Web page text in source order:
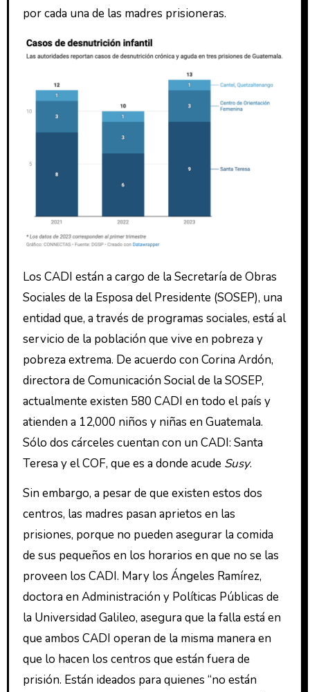
por cada una de las madres prisioneras.
Los CADI están a cargo de la Secretaría de Obras
Sociales de la Esposa del Presidente (SOSEP), una
entidad que, a través de programas sociales, está al
servicio de la población que vive en pobreza y
pobreza extrema. De acuerdo con Corina Ardón,
directora de Comunicación Social de la SOSEP,
actualmente existen 580 CADI en todo el país y
atienden a 12,000 niños y niñas en Guatemala.
Sólo dos cárceles cuentan con un CADI: Santa
Teresa y el COF, que es a donde acude Susy.
Sin embargo, a pesar de que existen estos dos
centros, las madres pasan aprietos en las
prisiones, porque no pueden asegurar la comida
de sus pequeños en los horarios en que no se las
proveen los CADI. Mary los Ángeles Ramírez,
doctora en Administración y Políticas Públicas de
la Universidad Galileo, asegura que la falla está en
que ambos CADI operan de la misma manera en
que lo hacen los centros que están fuera de
prisión. Están ideados para quienes “no están